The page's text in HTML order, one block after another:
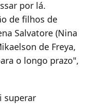
por lá.
de filhos de
Salvatore (Nina
de Freya,
o longo prazo",
superar